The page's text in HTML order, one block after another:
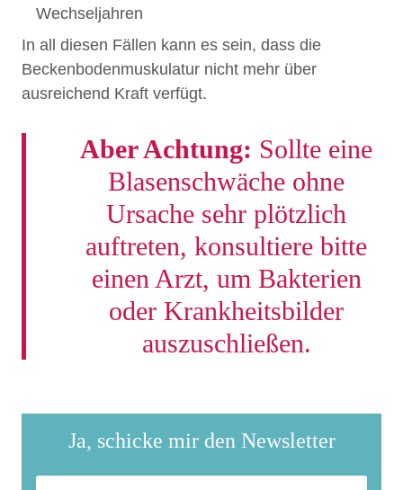
Wechseljahren
In all diesen Fällen kann es sein, dass die
Beckenbodenmuskulatur nicht mehr über
ausreichend Kraft verfügt.
Aber Achtung: Sollte eine
Blasenschwäche ohne
Ursache sehr plötzlich
auftreten, konsultiere bitte
einen Arzt, um Bakterien
oder Krankheitsbilder
auszuschließen.
Ja, schicke mir den Newsletter